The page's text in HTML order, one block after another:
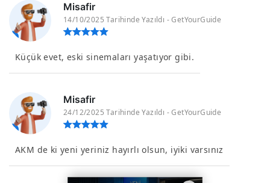
Misafir
14/10/2025 Tarihinde Yazıldı - GetYourGuide
Küçük evet, eski sinemaları yaşatıyor gibi.
Misafir
24/12/2025 Tarihinde Yazıldı - GetYourGuide
AKM de ki yeni yeriniz hayırlı olsun, iyiki varsınız